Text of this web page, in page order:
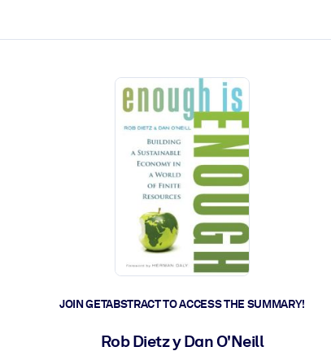
JOIN GETABSTRACT TO ACCESS THE SUMMARY!
Rob Dietz y Dan O'Neill